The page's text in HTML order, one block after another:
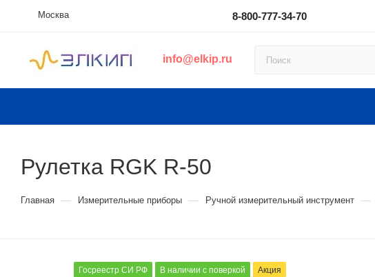
Москва 8-800-777-34-70
info@elkip.ru
Рулетка RGK R-50
Главная — Измерительные приборы — Ручной измерительный инструмент —
Госреестр СИ РФ В наличии с поверкой Акция